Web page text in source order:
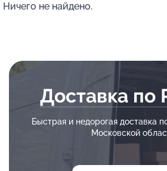
Ничего не найдено.
Доставка по
Быстрая и недорогая доставка
Московской